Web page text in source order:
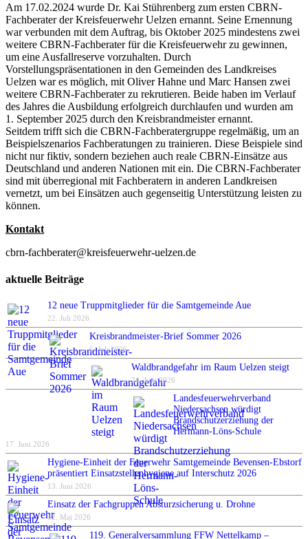
Am 17.02.2024 wurde Dr. Kai Stührenberg zum ersten CBRN-
Fachberater der Kreisfeuerwehr Uelzen ernannt. Seine Ernennung
war verbunden mit dem Auftrag, bis Oktober 2025 mindestens zwei
weitere CBRN-Fachberater für die Kreisfeuerwehr zu gewinnen,
um eine Ausfallreserve vorzuhalten. Durch
Vorstellungspräsentationen in den Gemeinden des Landkreises
Uelzen war es möglich, mit Oliver Hahne und Marc Hansen zwei
weitere CBRN-Fachberater zu rekrutieren. Beide haben im Verlauf
des Jahres die Ausbildung erfolgreich durchlaufen und wurden am
1. September 2025 durch den Kreisbrandmeister ernannt.
Seitdem trifft sich die CBRN-Fachberatergruppe regelmäßig, um an
Beispielszenarios Fachberatungen zu trainieren. Diese Beispiele sind
nicht nur fiktiv, sondern beziehen auch reale CBRN-Einsätze aus
Deutschland und anderen Nationen mit ein. Die CBRN-Fachberater
sind mit überregional mit Fachberatern in anderen Landkreisen
vernetzt, um bei Einsätzen auch gegenseitig Unterstützung leisten zu
können.
Kontakt
cbrn-fachberater@kreisfeuerwehr-uelzen.de
aktuelle Beiträge
12 neue Truppmitglieder für die Samtgemeinde Aue
22. Juli 2026
Kreisbrandmeister-Brief Sommer 2026
6. Juli 2026
Waldbrandgefahr im Raum Uelzen steigt
24. Juni 2026
Landesfeuerwehrverband
Niedersachsen würdigt
Brandschutzerziehung der
Hermann-Löns-Schule
17. Juni 2026
Hygiene-Einheit der Feuerwehr Samtgemeinde Bevensen-Ebstorf
präsentiert Einsatzstellenhygiene auf Interschutz 2026
13. Juni 2026
Einsatz der Fachgruppen Absturzsicherung u. Drohne
12. Mai 2026
119. Generalversammlung FFW Nettelkamp –